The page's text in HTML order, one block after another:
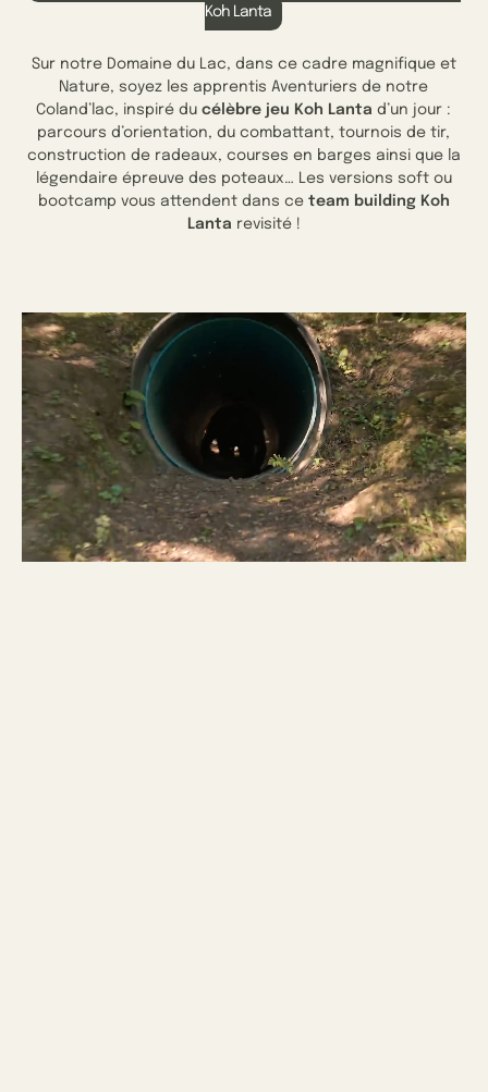
Koh Lanta
Sur notre Domaine du Lac, dans ce cadre magnifique et
Nature, soyez les apprentis Aventuriers de notre
Coland’lac, inspiré ducélèbre jeu Koh Lanta d’un jour :
parcours d’orientation, du combattant, tournois de tir,
construction de radeaux, courses en barges ainsi que la
légendaire épreuve des poteaux… Les versions soft ou
bootcamp vous attendent dans ce team building Koh
Lanta revisité !